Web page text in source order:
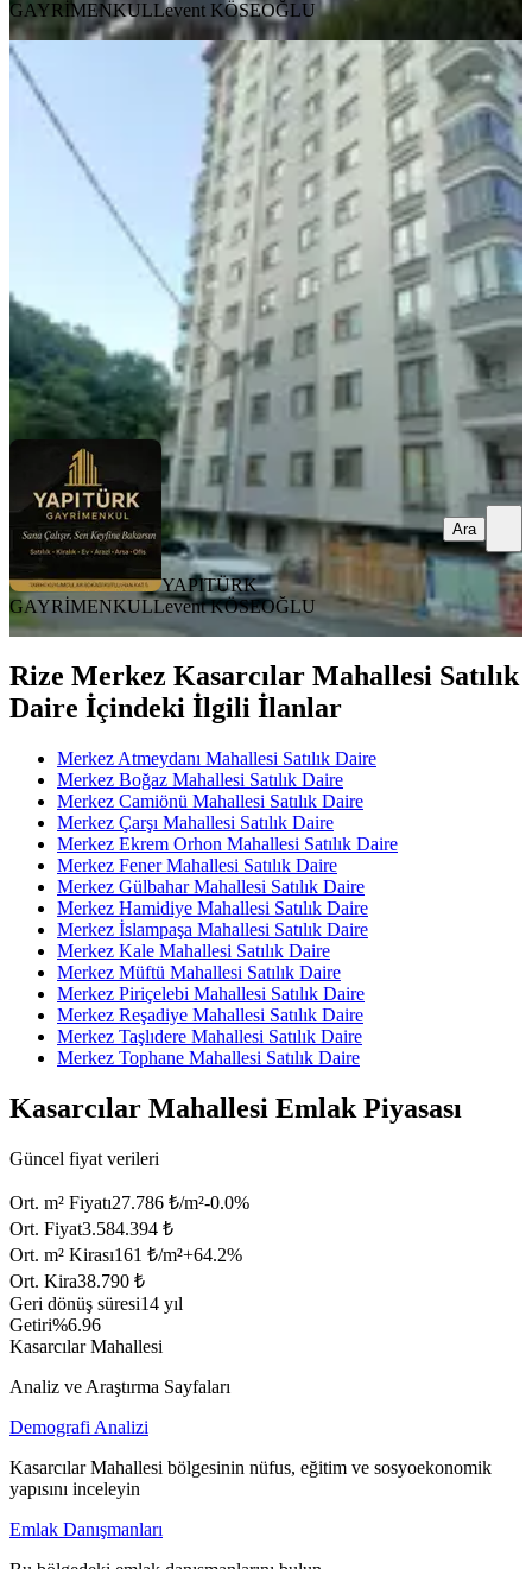
GAYRİMENKULLevent KÖSEOĞLU
MANZARALI
%5
Yapıtürk Gayrimenkul'den Satılık
Reşadiye Mahallesin'de Doğaya
Komşu 3+1 Ferah Satılık Daire
Merkez, Reşadiye Mahallesi
126 m² · 3. Kat · 10.07.2026
5.250.000 ₺5.500.000 ₺
YAPITÜRK GAYRİMENKULLevent KÖSEOĞLU
Ara
YAPITÜRK
GAYRİMENKULLevent KÖSEOĞLU
Ara
Rize Merkez Kasarcılar Mahallesi Satılık
Daire İçindeki İlgili İlanlar
Merkez Atmeydanı Mahallesi Satılık Daire
Merkez Boğaz Mahallesi Satılık Daire
Merkez Camiönü Mahallesi Satılık Daire
Merkez Çarşı Mahallesi Satılık Daire
Merkez Ekrem Orhon Mahallesi Satılık Daire
Merkez Fener Mahallesi Satılık Daire
Merkez Gülbahar Mahallesi Satılık Daire
Merkez Hamidiye Mahallesi Satılık Daire
Merkez İslampaşa Mahallesi Satılık Daire
Merkez Kale Mahallesi Satılık Daire
Merkez Müftü Mahallesi Satılık Daire
Merkez Piriçelebi Mahallesi Satılık Daire
Merkez Reşadiye Mahallesi Satılık Daire
Merkez Taşlıdere Mahallesi Satılık Daire
Merkez Tophane Mahallesi Satılık Daire
Kasarcılar Mahallesi Emlak Piyasası
Güncel fiyat verileri
Ort. m² Fiyatı27.786 ₺/m²-0.0%
Ort. Fiyat3.584.394 ₺
Ort. m² Kirası161 ₺/m²+64.2%
Ort. Kira38.790 ₺
Geri dönüş süresi14 yıl
Getiri%6.96
Kasarcılar Mahallesi
Analiz ve Araştırma Sayfaları
Demografi Analizi
Kasarcılar Mahallesi bölgesinin nüfus, eğitim ve sosyoekonomik
yapısını inceleyin
Emlak Danışmanları